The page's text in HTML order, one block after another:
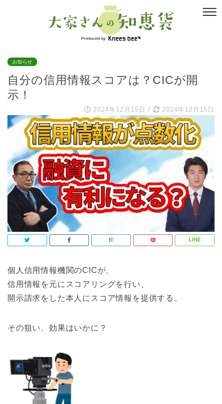
お知らせ
自分の信用情報スコアは？CICが開
示！
2024年12月15日 / 2024年12月15日
個人信用情報機関のCICが、
信用情報を元にスコアリングを行い、
開示請求をした本人にスコア情報を提供する。
その狙い、効果はいかに？